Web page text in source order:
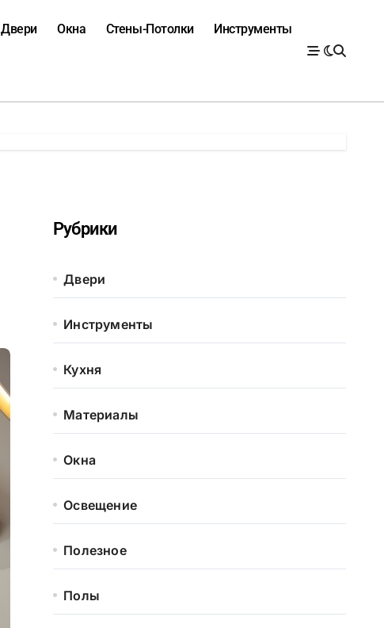
Двери Окна Стены-Потолки Инструменты
Рубрики
Двери
Инструменты
Кухня
Материалы
Окна
Освещение
Полезное
Полы